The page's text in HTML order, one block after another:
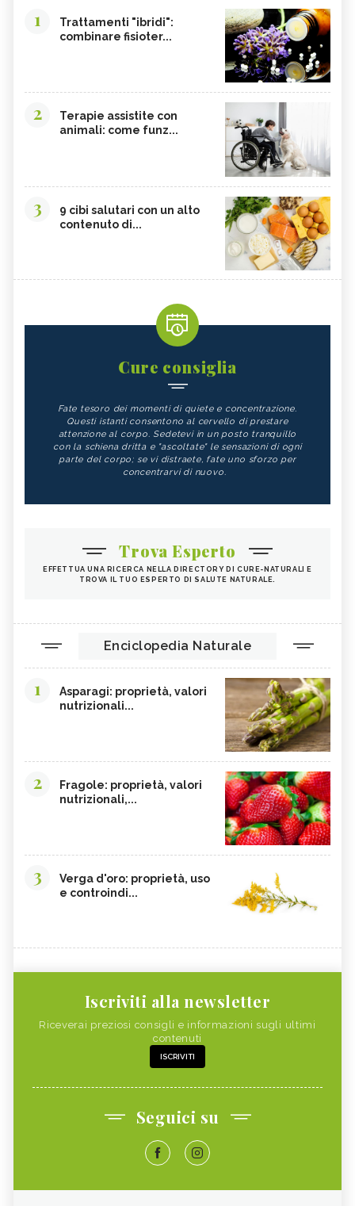
1
Trattamenti "ibridi":
combinare fisioter...
2
Terapie assistite con
animali: come funz...
3
9 cibi salutari con un alto
contenuto di...
Cure consiglia
Fate tesoro dei momenti di quiete e concentrazione.
Questi istanti consentono al cervello di prestare
attenzione al corpo. Sedetevi in un posto tranquillo
con la schiena dritta e "ascoltate" le sensazioni di ogni
parte del corpo; se vi distraete, fate uno sforzo per
concentrarvi di nuovo.
Trova Esperto
EFFETTUA UNA RICERCA NELLA DIRECTORY DI CURE-NATURALI E
TROVA IL TUO ESPERTO DI SALUTE NATURALE.
Enciclopedia Naturale
1
Asparagi: proprietà, valori
nutrizionali...
2
Fragole: proprietà, valori
nutrizionali,...
3
Verga d'oro: proprietà, uso
e controindi...
Iscriviti alla newsletter
Riceverai preziosi consigli e informazioni sugli ultimi
contenuti
ISCRIVITI
Seguici su